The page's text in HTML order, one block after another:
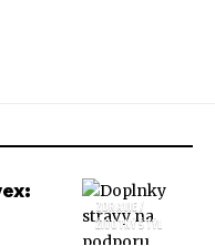
ZDRAVIE /
ŽIVOTNÝ ŠTÝL